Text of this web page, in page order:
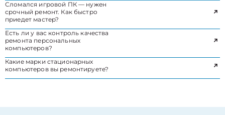
Сломался игровой ПК — нужен
срочный ремонт. Как быстро
приедет мастер?
Есть ли у вас контроль качества
ремонта персональных
компьютеров?
Какие марки стационарных
компьютеров вы ремонтируете?